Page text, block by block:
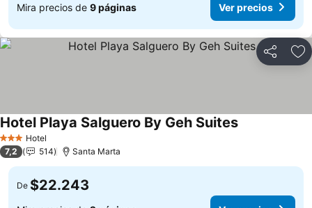
Mira precios de 9 páginas Ver precios
Compartir
3 Estrellas
Hotel
Hotel Playa Salguero By Geh Suites
7,2 514 Santa Marta
De $22.243